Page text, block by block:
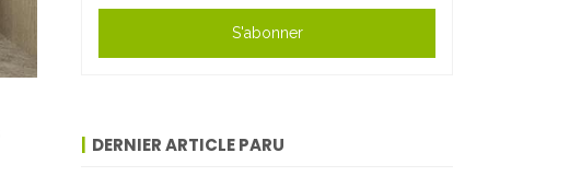
S'abonner
DERNIER ARTICLE PARU